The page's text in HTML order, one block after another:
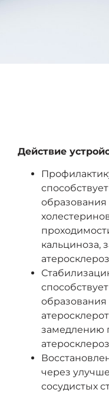
Действие
кальциноза,
замедлению
через
сосудистых